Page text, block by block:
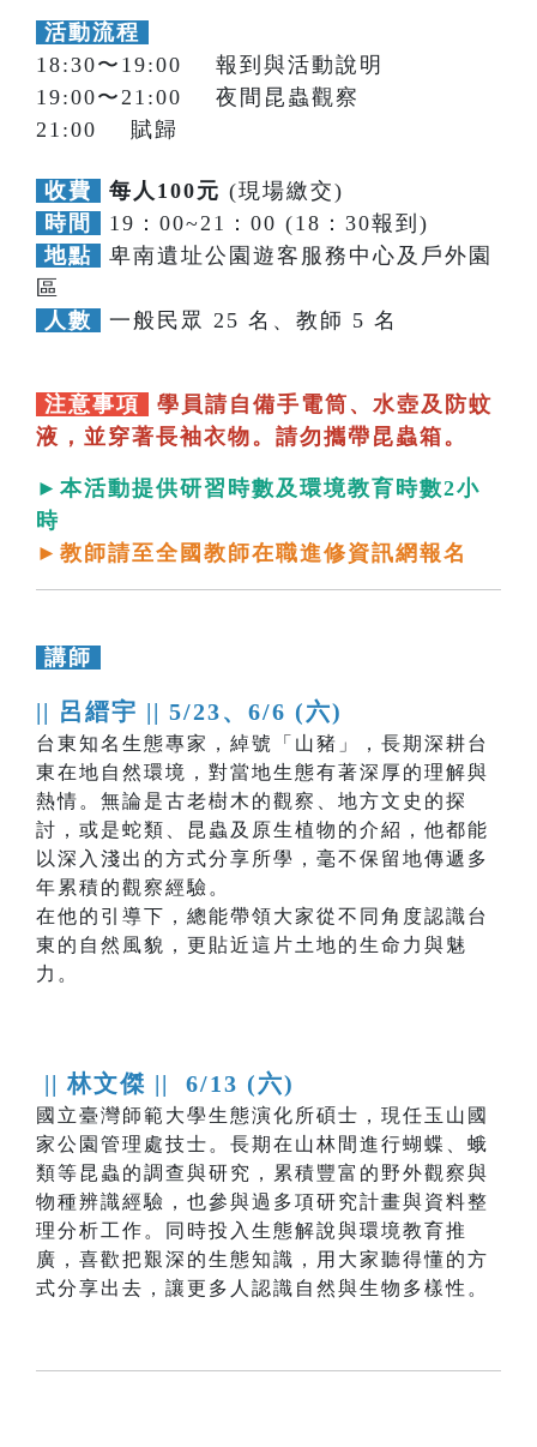
活動流程
18:30〜19:00 報到與活動說明
19:00〜21:00 夜間昆蟲觀察
21:00 賦歸
收費 每人100元 (現場繳交)
時間
19：00~21：00 (18：30報到)
地點
卑南遺址公園遊客服務中心及戶外園
區
人數
一般民眾 25 名、教師 5 名
注意事項
學員請自備手電筒、水壺及防蚊
液，並穿著長袖衣物。請勿攜帶昆蟲箱。
►本活動提供研習時數及環境教育時數2小
時
►教師請至全國教師在職進修資訊網報名
講師
|| 呂縉宇 || 5/23、6/6 (六)
台東知名生態專家，綽號「山豬」，長期深耕台
東在地自然環境，對當地生態有著深厚的理解與
熱情。無論是古老樹木的觀察、地方文史的探
討，或是蛇類、昆蟲及原生植物的介紹，他都能
以深入淺出的方式分享所學，毫不保留地傳遞多
年累積的觀察經驗。
在他的引導下，總能帶領大家從不同角度認識台
東的自然風貌，更貼近這片土地的生命力與魅
力。
|| 林文傑 || 6/13 (六)
國立臺灣師範大學生態演化所碩士，現任玉山國
家公園管理處技士。長期在山林間進行蝴蝶、蛾
類等昆蟲的調查與研究，累積豐富的野外觀察與
物種辨識經驗，也參與過多項研究計畫與資料整
理分析工作。同時投入生態解說與環境教育推
廣，喜歡把艱深的生態知識，用大家聽得懂的方
式分享出去，讓更多人認識自然與生物多樣性。